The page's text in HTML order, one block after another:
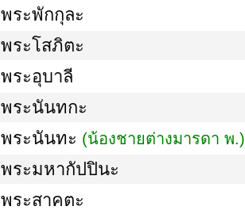
พระพักกุละ
พระโสภิตะ
พระอุบาลี
พระนันทกะ
พระนันทะ (น้องชายต่างมารดา พ.)
พระมหากัปปินะ
พระสาคตะ